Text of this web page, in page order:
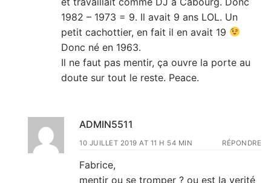
1982 – 1973 = 9. Il avait 9 ans LOL. Un
petit cachottier, en fait il en avait 19
Donc né en 1963.
Il ne faut pas mentir, ça ouvre la porte au
doute sur tout le reste. Peace.
ADMIN5511
10 JUILLET 2019 AT 11 H 54 MIN RÉPONDRE
Fabrice,
mentir ou se tromper ? ou est la verité